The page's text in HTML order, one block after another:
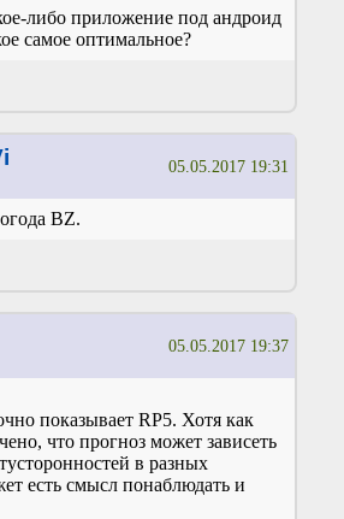
либо приложение под андроид
самое оптимальное?
05.05.2017 19:31
BZ.
05.05.2017 19:37
показывает RP5. Хотя как
что прогноз может зависеть
в разных
есть смысл понаблюдать и